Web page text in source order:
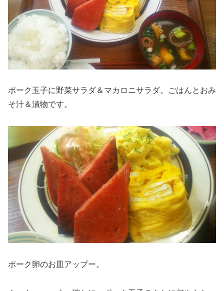
ポーク玉子に野菜サラダ＆マカロニサラダ。ごはんとおみ
そ汁＆漬物です。
ポーク卵のお皿アップー。